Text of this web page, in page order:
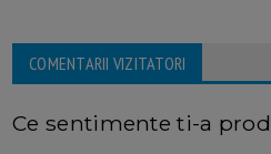
COMENTARII VIZITATORI
Ce sentimente ti-a